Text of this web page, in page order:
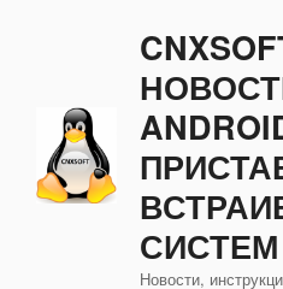
СИСТЕМ
Новости,